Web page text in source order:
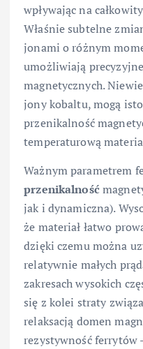
wpływając na
Właśnie subtelne
jonami o różnym
umożliwiają
magnetycznych.
jony kobaltu, mogą
przenikalność
temperaturową
Ważnym parametrem
przenikalność
jak i dynamiczna).
że materiał łatwo
dzięki czemu można
relatywnie małych
zakresach wysokich
się z kolei straty
relaksacją domen
rezystywność ferrytów